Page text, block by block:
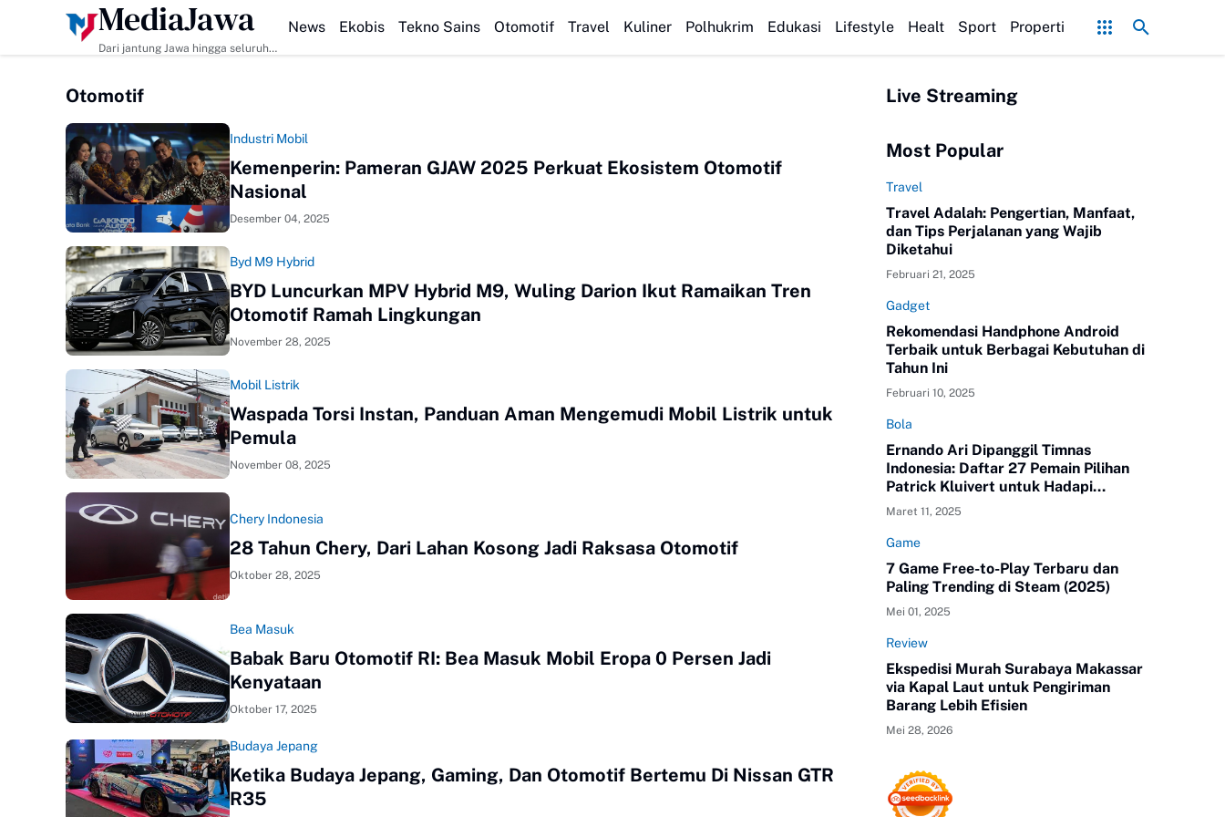
HEADLINE Resep Seblak Cobek Pedas Nampol: Cara Membuat dan Tips Agar Bumbunya Meresap Sempurna! Ekonomi Bisnis Belajar Apa? Ini
MediaJawa
Dari jantung Jawa hingga seluruh
unik, dan analisis tajam. Cepat
akurat.
News Ekobis Tekno Sains Otomotif Travel Kuliner Polhukrim Edukasi Lifestyle Healt Sport Properti
Otomotif
Industri Mobil
Kemenperin: Pameran GJAW 2025 Perkuat Ekosistem Otomotif
Nasional
Desember 04, 2025
Byd M9 Hybrid
BYD Luncurkan MPV Hybrid M9, Wuling Darion Ikut Ramaikan Tren
Otomotif Ramah Lingkungan
November 28, 2025
Mobil Listrik
Waspada Torsi Instan, Panduan Aman Mengemudi Mobil Listrik untuk
Pemula
November 08, 2025
Chery Indonesia
28 Tahun Chery, Dari Lahan Kosong Jadi Raksasa Otomotif
Oktober 28, 2025
Bea Masuk
Babak Baru Otomotif RI: Bea Masuk Mobil Eropa 0 Persen Jadi
Kenyataan
Oktober 17, 2025
Budaya Jepang
Ketika Budaya Jepang, Gaming, Dan Otomotif Bertemu Di Nissan GTR
R35
Live Streaming
Most Popular
Travel
Travel Adalah: Pengertian, Manfaat,
dan Tips Perjalanan yang Wajib
Diketahui
Februari 21, 2025
Gadget
Rekomendasi Handphone Android
Terbaik untuk Berbagai Kebutuhan di
Tahun Ini
Februari 10, 2025
Bola
Ernando Ari Dipanggil Timnas
Indonesia: Daftar 27 Pemain Pilihan
Patrick Kluivert untuk Hadapi
Australia dan Bahrain
Maret 11, 2025
Game
7 Game Free-to-Play Terbaru dan
Paling Trending di Steam (2025)
Mei 01, 2025
Review
Ekspedisi Murah Surabaya Makassar
via Kapal Laut untuk Pengiriman
Barang Lebih Efisien
Mei 28, 2026